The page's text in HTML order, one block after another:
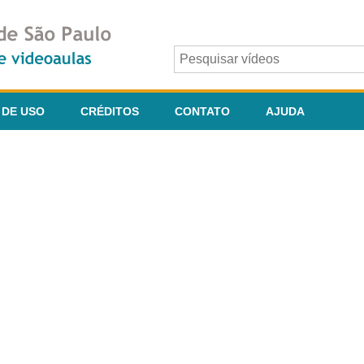
USO CRÉDITOS CONTATO AJUDA